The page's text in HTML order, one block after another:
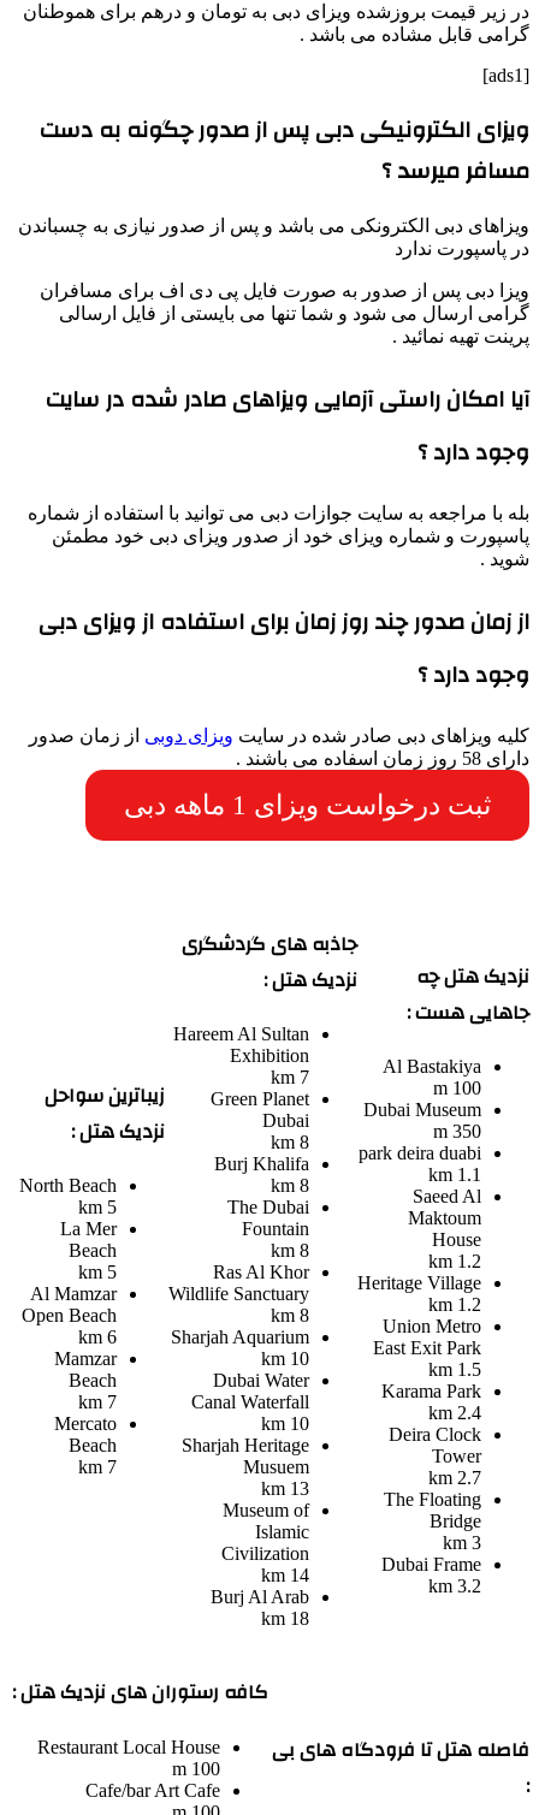
در زیر قیمت بروزشده ویزای دبی به تومان و درهم برای هموطنان
گرامی قابل مشاده می باشد .
[ads1]
ویزای الکترونیکی دبی پس از صدور چگونه به دست
مسافر میرسد ؟
ویزاهای دبی الکترونکی می باشد و پس از صدور نیازی به چسباندن
در پاسپورت ندارد
ویزا دبی پس از صدور به صورت فایل پی دی اف برای مسافران
گرامی ارسال می شود و شما تنها می بایستی از فایل ارسالی
پرینت تهیه نمائید .
آیا امکان راستی آزمایی ویزاهای صادر شده در سایت
وجود دارد ؟
بله با مراجعه به سایت جوازات دبی می توانید با استفاده از شماره
پاسپورت و شماره ویزای خود از صدور ویزای دبی خود مطمئن
شوید .
از زمان صدور چند روز زمان برای استفاده از ویزای دبی
وجود دارد ؟
کلیه ویزاهای دبی صادر شده در سایت ویزای دوبی از زمان صدور
دارای 58 روز زمان اسفاده می باشند .
ثبت درخواست ویزای 1 ماهه دبی
نزدیک هتل چه
جاهایی هست :
Al Bastakiya
100 m
Dubai Museum
350 m
park deira duabi
1.1 km
Saeed Al
Maktoum
House
1.2 km
Heritage Village
1.2 km
Union Metro
East Exit Park
1.5 km
Karama Park
2.4 km
Deira Clock
Tower
2.7 km
The Floating
Bridge
3 km
Dubai Frame
3.2 km
جاذبه های گردشگری
نزدیک هتل :
Hareem Al Sultan
Exhibition
7 km
Green Planet
Dubai
8 km
Burj Khalifa
8 km
The Dubai
Fountain
8 km
Ras Al Khor
Wildlife Sanctuary
8 km
Sharjah Aquarium
10 km
Dubai Water
Canal Waterfall
10 km
Sharjah Heritage
Musuem
13 km
Museum of
Islamic
Civilization
14 km
Burj Al Arab
18 km
زیباترین سواحل
نزدیک هتل :
North Beach
5 km
La Mer
Beach
5 km
Al Mamzar
Open Beach
6 km
Mamzar
Beach
7 km
Mercato
Beach
7 km
فاصله هتل تا فرودگاه های بی
:
کافه رستوران های نزدیک هتل :
Restaurant Local House
100 m
Cafe/barArt Cafe